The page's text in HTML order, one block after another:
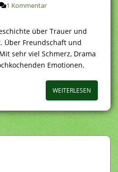
1 Kommentar
über Trauer und
Über Freundschaft und
sehr viel Schmerz, Drama
Emotionen.
WEITERLESEN